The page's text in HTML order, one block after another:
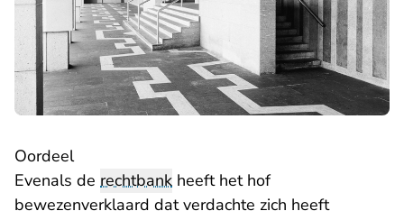
Oordeel
Evenals de rechtbank heeft het hof
bewezenverklaard dat verdachte zich heeft